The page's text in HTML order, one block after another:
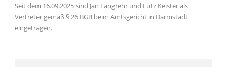
Seit dem 16.09.2025 sind Jan Langrehr und Lutz Keister als
Vertreter gemäß § 26 BGB beim Amtsgericht in Darmstadt
eingetragen.